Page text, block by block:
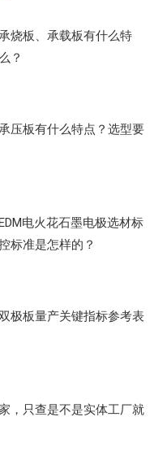
烧板、承载板有什么特
？
压板有什么特点？选型要
电火花石墨电极选材标
标准是怎样的？
极板量产关键指标参考表
，只查是不是实体工厂就